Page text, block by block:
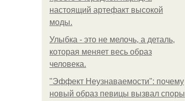
настоящий артефакт высокой
моды.
Улыбка - это не мелочь, а деталь,
которая меняет весь образ
человека.
"Эффект Неузнаваемости": почему
новый образ певицы вызвал споры